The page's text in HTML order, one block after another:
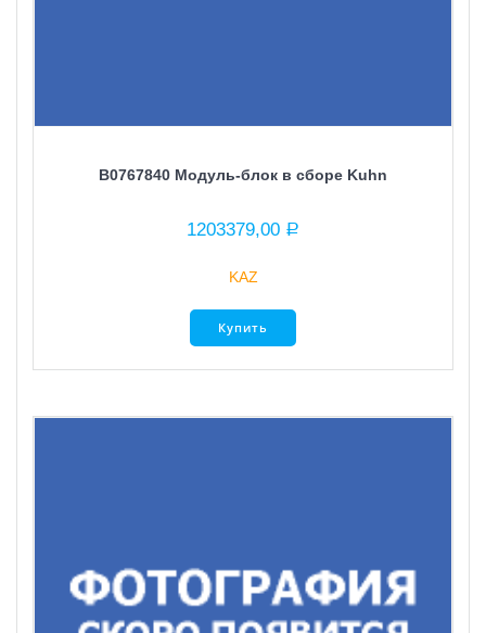
B0767840 Модуль-блок в сборе Kuhn
1203379,00 Р
KAZ
Купить